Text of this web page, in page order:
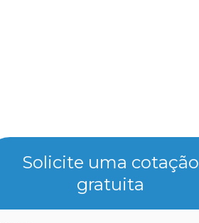
Solicite uma cotação
gratuita